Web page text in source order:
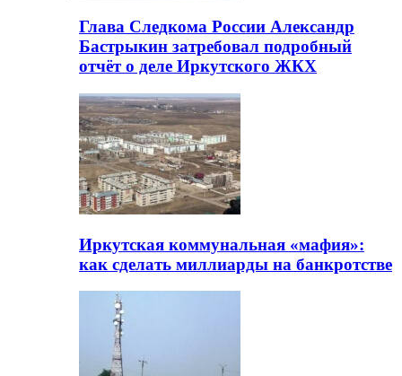
Глава Следкома России Александр
Бастрыкин затребовал подробный
отчёт о деле Иркутского ЖКХ
Иркутская коммунальная «мафия»:
как сделать миллиарды на банкротстве